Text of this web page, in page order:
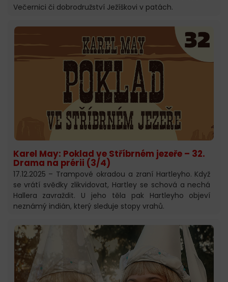
Večernici či dobrodružství Ježíškovi v patách.
Karel May: Poklad ve Stříbrném jezeře – 32.
Drama na prérii (3/4)
17.12.2025 – Trampové okradou a zraní Hartleyho. Když
se vrátí svědky zlikvidovat, Hartley se schová a nechá
Hallera zavraždit. U jeho těla pak Hartleyho objeví
neznámý indián, který sleduje stopy vrahů.